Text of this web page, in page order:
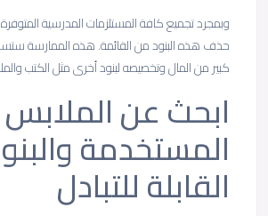
وبمجرد تجميع كافة المستلزمات المدرسية
حذف هذه البنود من القائمة. هذه الممارسة
كبير من المال وتخصيصه لبنود أخرى مثل الكتب
ابحث عن الملابس
المستخدمة
القابلة للتبادل